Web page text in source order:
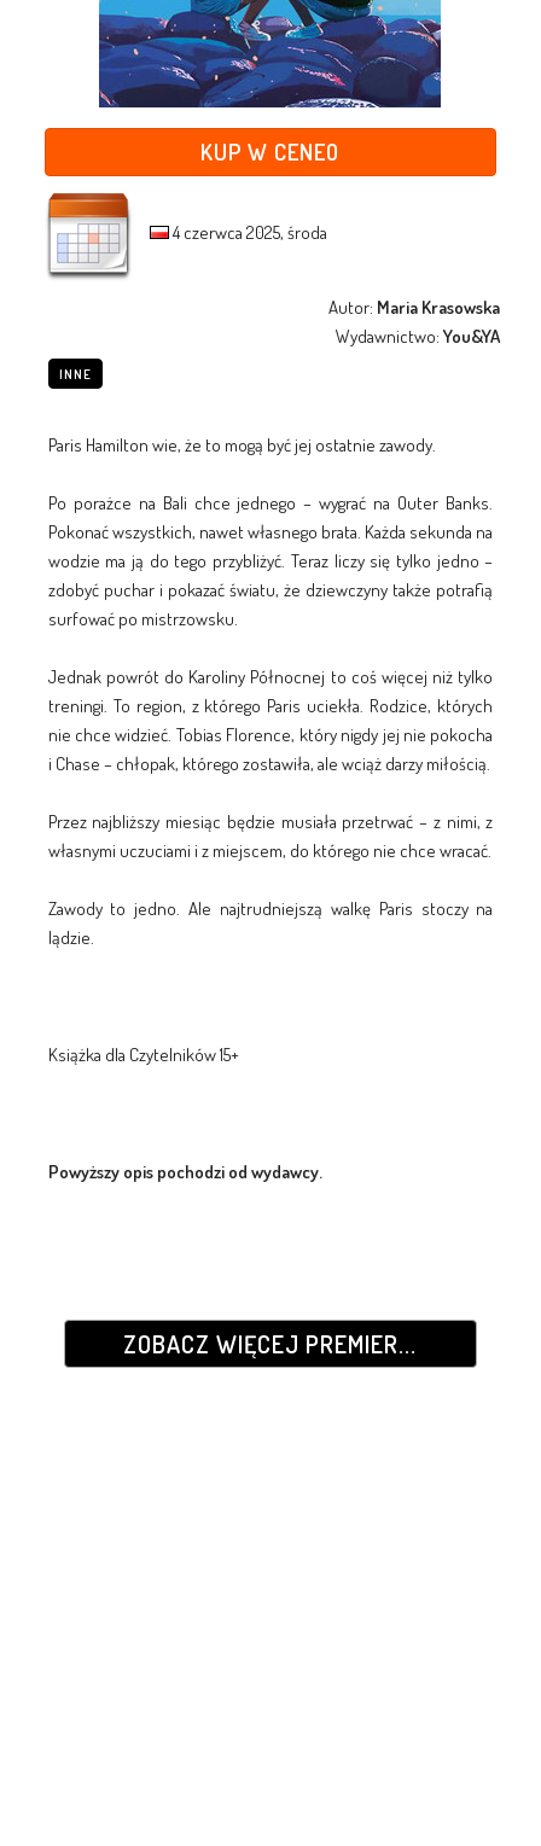
KUP W CENEO
4 czerwca 2025, środa
Autor: Maria Krasowska
Wydawnictwo:You&YA
INNE
Paris Hamilton wie, że to mogą być jej ostatnie zawody.
Po porażce na Bali chce jednego – wygrać na Outer Banks.
Pokonać wszystkich, nawet własnego brata. Każda sekunda na
wodzie ma ją do tego przybliżyć. Teraz liczy się tylko jedno –
zdobyć puchar i pokazać światu, że dziewczyny także potrafią
surfować po mistrzowsku.
Jednak powrót do Karoliny Północnej to coś więcej niż tylko
treningi. To region, z którego Paris uciekła. Rodzice, których
nie chce widzieć. Tobias Florence, który nigdy jej nie pokocha
i Chase – chłopak, którego zostawiła, ale wciąż darzy miłością.
Przez najbliższy miesiąc będzie musiała przetrwać – z nimi, z
własnymi uczuciami i z miejscem, do którego nie chce wracać.
Zawody to jedno. Ale najtrudniejszą walkę Paris stoczy na
lądzie.
Książka dla Czytelników 15+
Powyższy opis pochodzi od wydawcy.
ZOBACZ WIĘCEJ PREMIER...